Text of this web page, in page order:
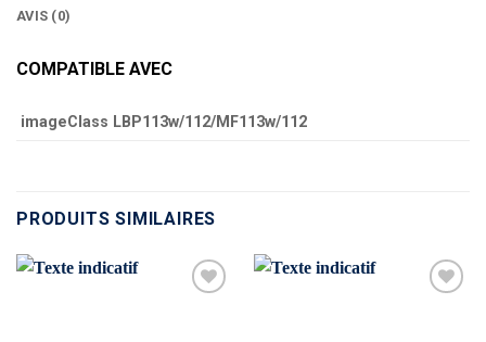
AVIS (0)
COMPATIBLE AVEC
imageClass LBP113w/112/MF113w/112
PRODUITS SIMILAIRES